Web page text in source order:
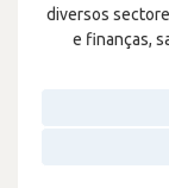
diversos
e finanças,